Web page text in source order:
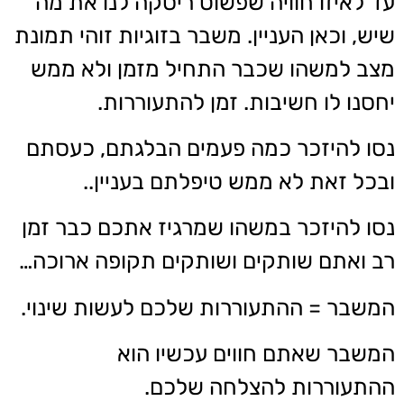
שיש, וכאן העניין. משבר בזוגיות זוהי תמונת
מצב למשהו שכבר התחיל מזמן ולא ממש
יחסנו לו חשיבות. זמן להתעוררות.
נסו להיזכר כמה פעמים הבלגתם, כעסתם
ובכל זאת לא ממש טיפלתם בעניין..
נסו להיזכר במשהו שמרגיז אתכם כבר זמן
רב ואתם שותקים ושותקים תקופה ארוכה…
המשבר = ההתעוררות שלכם לעשות שינוי.
המשבר שאתם חווים עכשיו הוא
ההתעוררות להצלחה שלכם.